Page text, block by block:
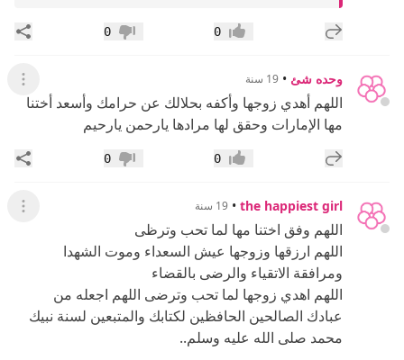
إضافة رد جديد إعجاب0 عدم إعجاب
0
وحده شئ • 19 سنة عرض
اللهم أهدي زوجها وأكفه بحلالك عن حرامك وأسعد أختنا
مها الإمارات وحقق لها مرادها يارحمن يارحيم
إضافة رد جديد إعجاب0 عدم إعجاب
0
the happiest girl
• 19 سنة عرض
اللهم وفق اختنا مها لما تحب وترظى
اللهم ارزقها وزوجها عيش السعداء وموت الشهدا
ومرافقة الاتقياء والرضى بالقضاء
اللهم اهدي زوجها لما تحب وترضى اللهم اجعله من
عبادك الصالحين الحافظين لكتابك والمتبعين لسنة نبيك
محمد صلى الله عليه وسلم..